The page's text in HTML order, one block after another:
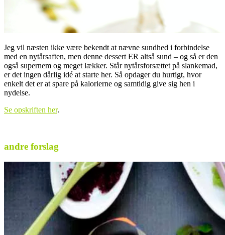
Jeg vil næsten ikke være bekendt at nævne sundhed i forbindelse
med en nytårsaften, men denne dessert ER altså sund – og så er den
også supernem og meget lækker. Står nytårsforsættet på slankemad,
er det ingen dårlig idé at starte her. Så opdager du hurtigt, hvor
enkelt det er at spare på kalorierne og samtidig give sig hen i
nydelse.
Se opskriften her.
andre forslag